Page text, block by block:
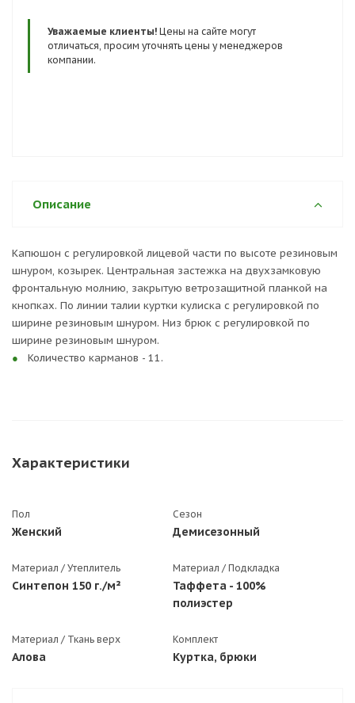
Уважаемые клиенты! Цены на сайте могут
отличаться, просим уточнять цены у менеджеров
компании.
Описание
Капюшон с регулировкой лицевой части по высоте резиновым
шнуром, козырек. Центральная застежка на двухзамковую
фронтальную молнию, закрытую ветрозащитной планкой на
кнопках. По линии талии куртки кулиска с регулировкой по
ширине резиновым шнуром. Низ брюк с регулировкой по
ширине резиновым шнуром.
Количество карманов - 11.
Характеристики
Пол
Женский
Сезон
Демисезонный
Материал / Утеплитель
Синтепон 150 г./м²
Материал / Подкладка
Таффета - 100%
полиэстер
Материал / Ткань верх
Алова
Комплект
Куртка, брюки